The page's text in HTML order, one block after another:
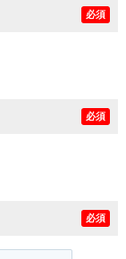
必須
必須
必須